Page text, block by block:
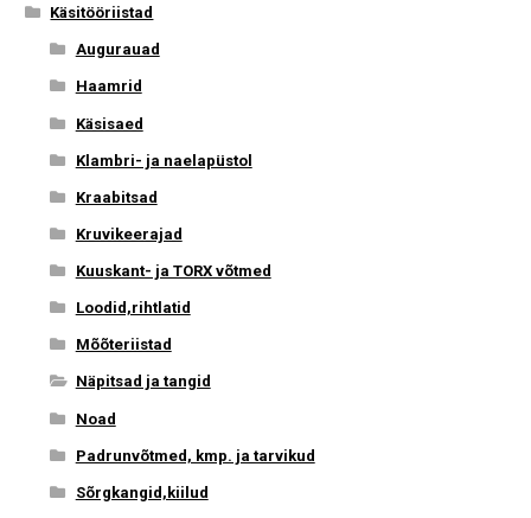
Käsitööriistad
Augurauad
Haamrid
Käsisaed
Klambri- ja naelapüstol
Kraabitsad
Kruvikeerajad
Kuuskant- ja TORX võtmed
Loodid,rihtlatid
Mõõteriistad
Näpitsad ja tangid
Noad
Padrunvõtmed, kmp. ja tarvikud
Sõrgkangid,kiilud